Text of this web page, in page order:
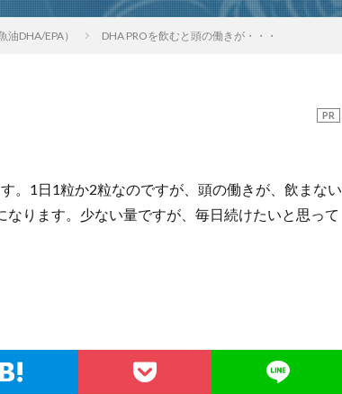
油DHA/EPA） DHA PROを飲むと頭の働きが・・・
PR
。1日1粒か2粒なのですが、頭の働きが、飲まない
ります。少ない量ですが、毎日続けたいと思って